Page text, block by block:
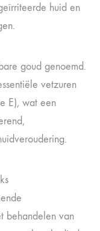
huid en
goud genoemd.
vetzuren
E), wat een
behandelen van